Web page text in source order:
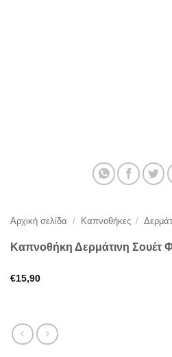
Αρχική σελίδα / Καπνοθήκες /
Καπνοθήκη Δερμάτινη Σουέτ
€15,90